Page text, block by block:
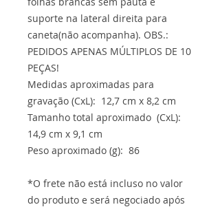
suporte na lateral direita para
caneta(não acompanha). OBS.:
PEDIDOS APENAS MÚLTIPLOS DE 10
PEÇAS!
Medidas aproximadas para
gravação (CxL): 12,7 cm x 8,2 cm
Tamanho total aproximado (CxL):
14,9 cm x 9,1 cm
Peso aproximado (g): 86
*O frete não está incluso no valor
do produto e será negociado após